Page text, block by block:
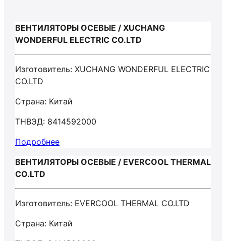
ВЕНТИЛЯТОРЫ ОСЕВЫЕ / XUCHANG
WONDERFUL ELECTRIC CO.LTD
Изготовитель: XUCHANG WONDERFUL ELECTRIC
CO.LTD
Страна: Китай
ТНВЭД: 8414592000
Подробнее
ВЕНТИЛЯТОРЫ ОСЕВЫЕ / EVERCOOL THERMAL
CO.LTD
Изготовитель: EVERCOOL THERMAL CO.LTD
Страна: Китай